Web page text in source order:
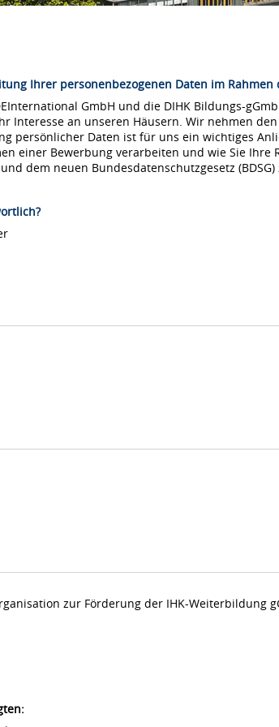
Ihrer personenbezogenen Daten im Rahmen
GmbH und die DIHK Bildungs-
Interesse an unseren Häusern. Wir nehmen
persönlicher Daten ist für uns ein wichtiges
einer Bewerbung verarbeiten und wie Sie Ihre
dem neuen Bundesdatenschutzgesetz (BDSG)
zur Förderung der IHK-Weiterbildung